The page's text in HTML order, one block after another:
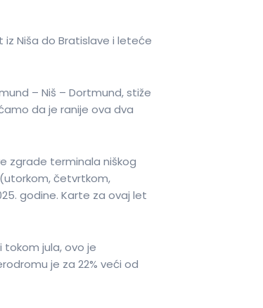
Niša do Bratislave i leteće
– Niš – Dortmund, stiže
da je ranije ova dva
zgrade terminala niškog
četvrtkom,
godine. Karte za ovaj let
tokom jula, ovo je
je za 22% veći od